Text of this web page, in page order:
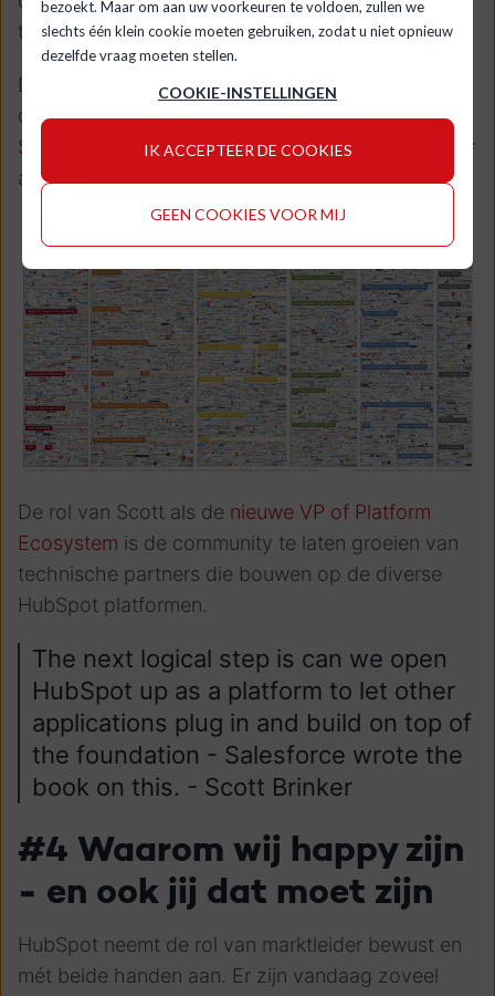
bezoekt. Maar om aan uw voorkeuren te voldoen, zullen we
slechts één klein cookie moeten gebruiken, zodat u niet opnieuw
dezelfde vraag moeten stellen.
COOKIE-INSTELLINGEN
IK ACCEPTEER DE COOKIES
GEEN COOKIES VOOR MIJ
tussen marketing, technologie en management.
De kans is groot dat jij 'm kent van volgend
overzicht, deMarketing Technology Landscape
Supergraphic
. Scott is de man die dit lijstje elk jaar
aanvult:
De rol van Scott als de nieuwe VP of Platform
Ecosystem is de community te laten groeien van
technische partners die bouwen op de diverse
HubSpot platformen.
The next logical step is can we open
HubSpot up as a platform to let other
applications plug in and build on top of
the foundation - Salesforce wrote the
book on this. - Scott Brinker
#4 Waarom wij happy zijn
- en ook jij dat moet zijn
HubSpot neemt de rol van marktleider bewust en
mét beide handen aan. Er zijn vandaag zoveel